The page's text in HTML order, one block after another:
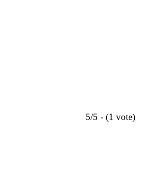
5/5 - (1 vote)